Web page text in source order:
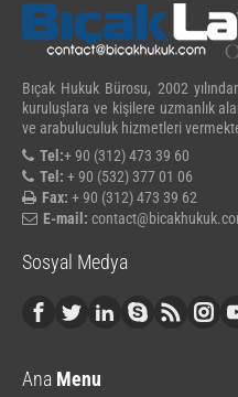
Bıçak Hukuk Bürosu, 2002
kuruluşlara ve kişilere uzmanlık
ve arabuluculuk hizmetleri
Tel:+ 90 (312) 473 39 60
Tel: + 90 (532) 377 01 06
Fax: + 90 (312) 473 39 62
E-mail:
Sosyal Medya
Ana Menu